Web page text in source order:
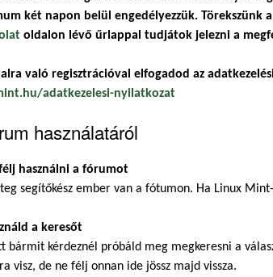
két napon belül engedélyezzük. Törekszünk
oldalon lévő űrlappal tudjátok jelezni a
való regisztrációval elfogadod az
adatkezelesi-nyilatkozat
használatáról
használni a fórumot
segítőkész ember van a fótumon. Ha Linux
a keresőt
bármit kérdeznél próbáld meg megkeresni a
visz, de ne félj onnan ide jössz majd vissza.